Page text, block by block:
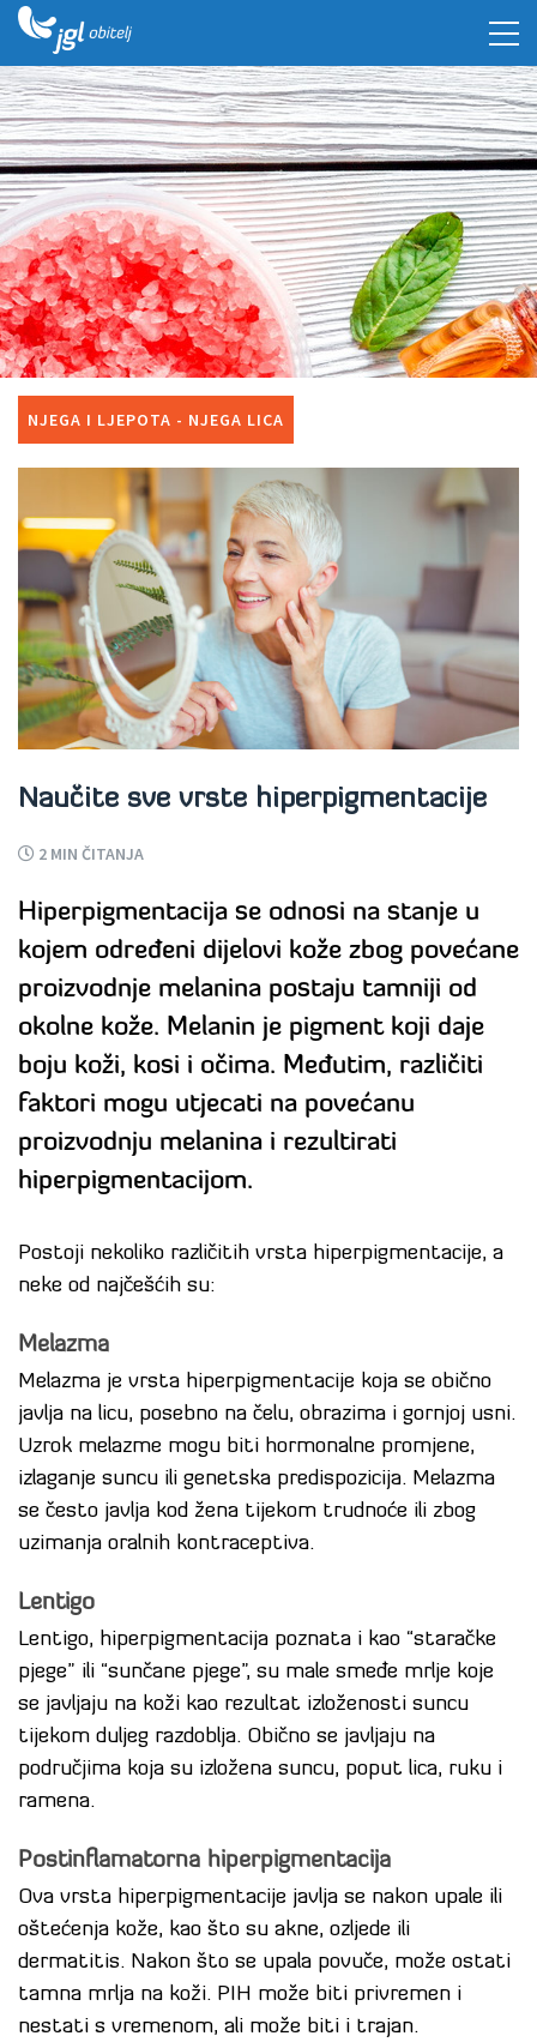
NJEGA I LJEPOTA - NJEGA LICA
Naučite sve vrste hiperpigmentacije
2 MIN ČITANJA
Hiperpigmentacija se odnosi na stanje u
kojem određeni dijelovi kože zbog povećane
proizvodnje melanina postaju tamniji od
okolne kože. Melanin je pigment koji daje
boju koži, kosi i očima. Međutim, različiti
faktori mogu utjecati na povećanu
proizvodnju melanina i rezultirati
hiperpigmentacijom.
Postoji nekoliko različitih vrsta hiperpigmentacije, a
neke od najčešćih su:
Melazma
Melazma je vrsta hiperpigmentacije koja se obično
javlja na licu, posebno na čelu, obrazima i gornjoj usni.
Uzrok melazme mogu biti hormonalne promjene,
izlaganje suncu ili genetska predispozicija. Melazma
se često javlja kod žena tijekom trudnoće ili zbog
uzimanja oralnih kontraceptiva.
Lentigo
Lentigo, hiperpigmentacija poznata i kao “staračke
pjege” ili “sunčane pjege”, su male smeđe mrlje koje
se javljaju na koži kao rezultat izloženosti suncu
tijekom duljeg razdoblja. Obično se javljaju na
područjima koja su izložena suncu, poput lica, ruku i
ramena.
Postinflamatorna hiperpigmentacija
Ova vrsta hiperpigmentacije javlja se nakon upale ili
oštećenja kože, kao što su akne, ozljede ili
dermatitis. Nakon što se upala povuče, može ostati
tamna mrlja na koži. PIH može biti privremen i
nestati s vremenom, ali može biti i trajan.